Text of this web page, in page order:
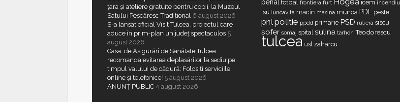
țara și ateliere gratuite pentru copii, la Muzeul
Satului Pescăresc Tradițional 6 august 2026
S-a lansat oficial Visit Tulcea, proiectul care
aduce în prim-plan un județ spectaculos 5
august 2026
Casa de Asigurări de Sănătate Tulcea
recomandă evitarea deplasărilor la sediu pe
timpul valului de cădură: Folosiți serviciile
online și telefonice! 5 august 2026
ANUNȚ PUBLIC 4 august 2026
fotbal frontiera furt icem incendiu
isu luncavita macin masina munca PDL peste
pnl politie ppdd primarie PSD rutiera siscu
sofer somaj spital sulina tarhon Teodorescu
tulcea usl zaharcu